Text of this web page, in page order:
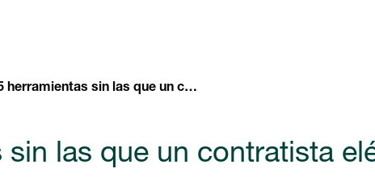
herramientas sin las que un contratista eléctrico no puede vivir
sin las que un contratista